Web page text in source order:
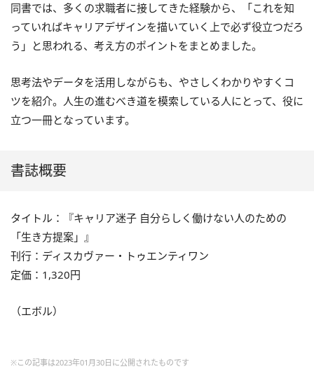
同書では、多くの求職者に接してきた経験から、「これを知
っていればキャリアデザインを描いていく上で必ず役立つだろ
う」と思われる、考え方のポイントをまとめました。
思考法やデータを活用しながらも、やさしくわかりやすくコ
ツを紹介。人生の進むべき道を模索している人にとって、役に
立つ一冊となっています。
書誌概要
タイトル：『キャリア迷子 自分らしく働けない人のための
「生き方提案」』
刊行：ディスカヴァー・トゥエンティワン
定価：1,320円
（エボル）
※この記事は2023年01月30日に公開されたものです